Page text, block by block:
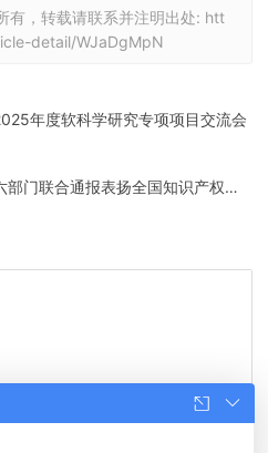
有，转载请联系并注明出处: htt
detail/WJaDgMpN
年度软科学研究专项项目交流会
部门联合通报表扬全国知识产权保
需审核 0/1000 提交评论